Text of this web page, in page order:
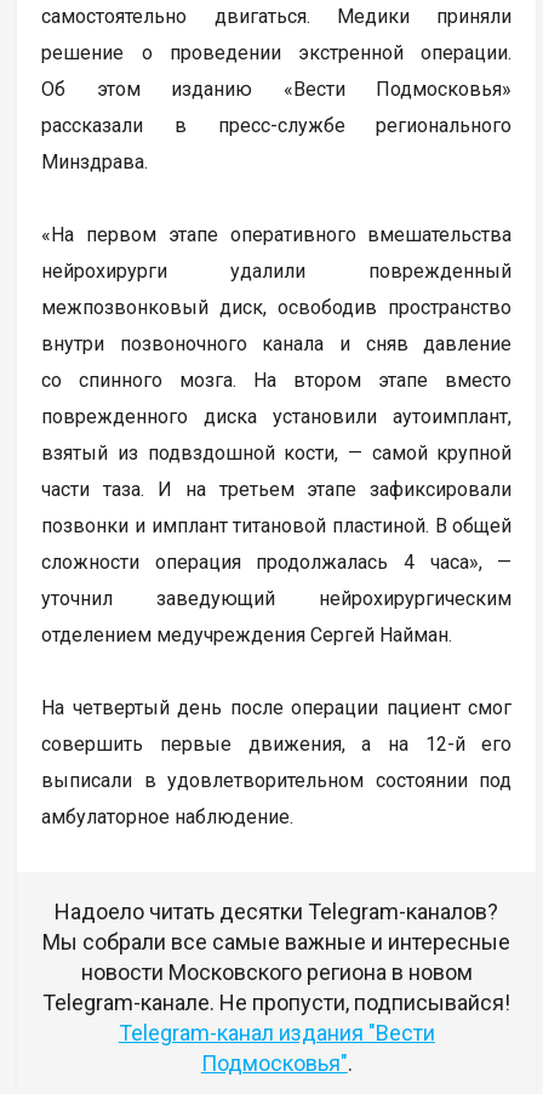
самостоятельно двигаться. Медики приняли
решение о проведении экстренной операции.
Об этом изданию «Вести Подмосковья»
рассказали в пресс-службе регионального
Минздрава.
«На первом этапе оперативного вмешательства
нейрохирурги удалили поврежденный
межпозвонковый диск, освободив пространство
внутри позвоночного канала и сняв давление
со спинного мозга. На втором этапе вместо
поврежденного диска установили аутоимплант,
взятый из подвздошной кости, — самой крупной
части таза. И на третьем этапе зафиксировали
позвонки и имплант титановой пластиной. В общей
сложности операция продолжалась 4 часа», —
уточнил заведующий нейрохирургическим
отделением медучреждения Сергей Найман.
На четвертый день после операции пациент смог
совершить первые движения, а на 12-й его
выписали в удовлетворительном состоянии под
амбулаторное наблюдение.
Надоело читать десятки Telegram-каналов?
Мы собрали все самые важные и интересные
новости Московского региона в новом
Telegram-канале. Не пропусти, подписывайся!
Telegram-канал издания "Вести
Подмосковья".